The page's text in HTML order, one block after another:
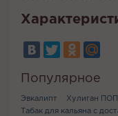
Популярное
Эвкалипт Хулиган ПОП
Табак для кальяна с